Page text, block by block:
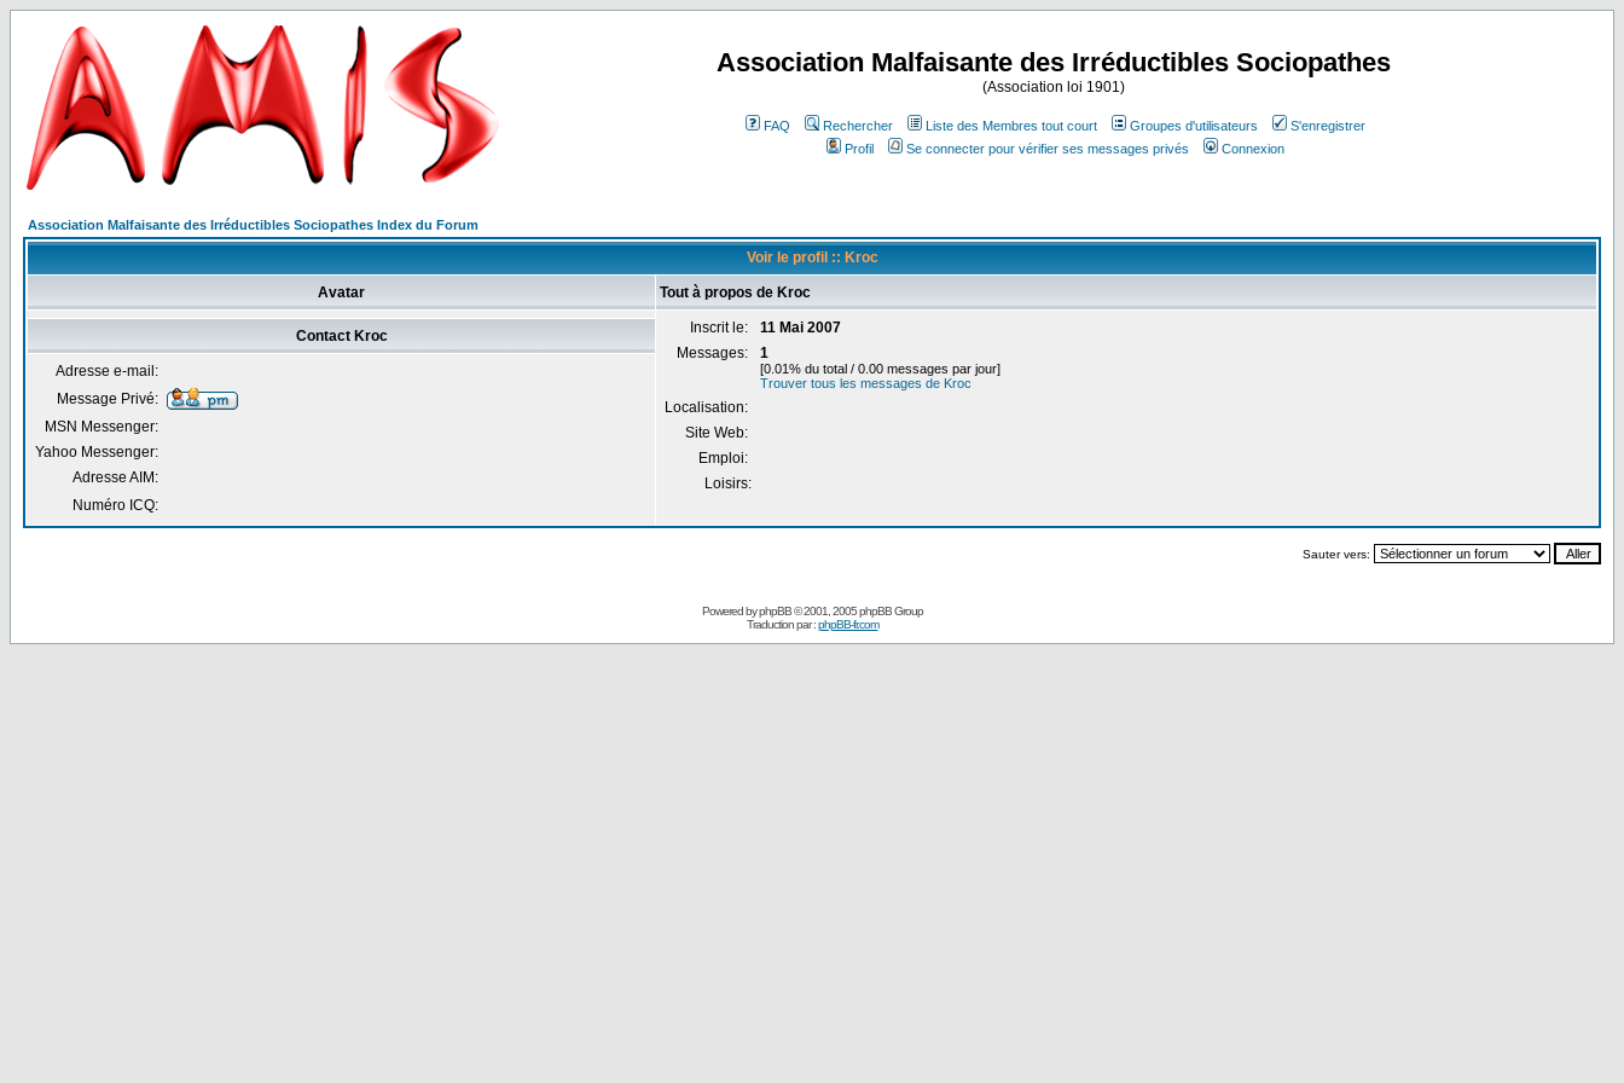
Association Malfaisante des Irréductibles Sociopathes
(Association loi 1901)
FAQ Rechercher Liste des Membres tout court Groupes d'utilisateurs
S'enregistrer
Profil
Se connecter pour vérifier ses messages privés Connexion
Association Malfaisante des Irréductibles Sociopathes Index du Forum
Voir le profil :: Kroc
Avatar Tout à propos de Kroc
Inscrit le:
11 Mai 2007
Messages:
1
[0.01% du total / 0.00 messages par jour]
Trouver tous les messages de Kroc
Localisation:
Site Web:
Emploi:
Loisirs:
Contact Kroc
Adresse e-mail:
Message Privé:
MSN Messenger:
Yahoo Messenger:
Adresse AIM:
Numéro ICQ:
Sauter vers:
Powered byphpBB© 2001, 2005 phpBB Group
Traduction par :phpBB-fr.com